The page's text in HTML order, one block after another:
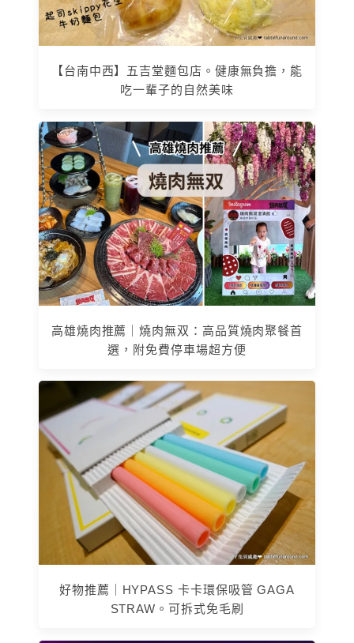
【台南中西】五吉堂麵包店。健康無負擔，能
吃一輩子的自然美味
高雄燒肉推薦｜燒肉無双：高品質燒肉聚餐首
選，附免費停車場超方便
好物推薦｜HYPASS 卡卡環保吸管 GAGA
STRAW。可拆式免毛刷